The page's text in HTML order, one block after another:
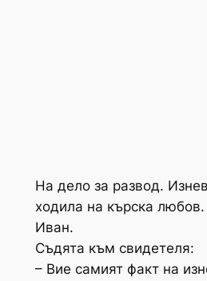
На дело за развод.
ходила на кърска
Иван.
Съдята към свидетеля:
– Вие самият факт на